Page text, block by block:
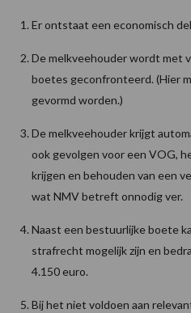
Er ontstaat een economisch
De melkveehouder wordt met
boetes geconfronteerd. (Hier
gevormd worden.)
De melkveehouder krijgt
ook gevolgen voor een VOG,
krijgen en behouden van een
wat NMV betreft onnodig ver.
Naast een bestuurlijke boete
strafrecht mogelijk zijn en
4.150 euro.
Bij het niet voldoen aan